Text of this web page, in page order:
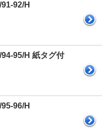
92/H
95/H 紙タグ付
96/H